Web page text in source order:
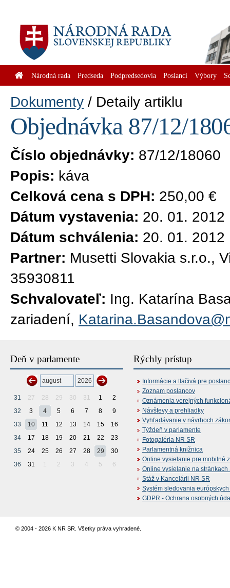
Národná rada Predseda Podpredsedovia Poslanci Výbory
Dokumenty Detaily artiklu
Objednávka 87/12/
Číslo objednávky: 87/12/18060
Popis: káva
Celková cena s DPH: 250,00 €
Dátum vystavenia: 20. 01. 2012
Dátum schválenia: 20. 01. 2012
Partner: Musetti Slovakia s.r.o.,
35930811
Schvalovateľ: Ing. Katarína
zariadení,
Deň v parlamente
31 27 28 29 30 31 1
2
32
3 4 5 6 7 8
9
33
10 11 12 13 14 15
16
34
17 18 19 20 21 22
23
35
24 25 26 27 28 29
30
36
31 1 2 3 4 5 6
Rýchly prístup
Informácie a tlačivá pre
Zoznam poslancov
Oznámenia verejných
Návštevy a prehliadky
Vyhľadávanie v návrhoch
Týždeň v parlamente
Fotogaléria NR SR
Parlamentná knižnica
Online vysielanie pre mobilné
Online vysielanie na stránkach
Stáž v Kancelárii NR SR
Systém sledovania
GDPR - Ochrana osobných
© 2004 - 2026 K NR SR. Všetky práva vyhradené.